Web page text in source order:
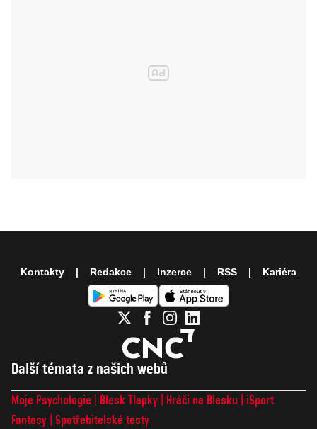
Další témata z našich webů
Moje Psychologie Blesk Tlapky Hráči na Blesku
iSport
Fantasy Spotřebitelské testy
Kontakty Redakce Inzerce RSS Kariéra